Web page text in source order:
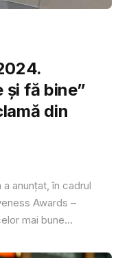
și fă bine”
din
anunțat, în cadrul
Awards –
mai bune...